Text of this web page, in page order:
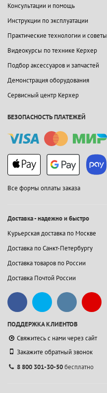
Консультации и помощь
Инструкции по эксплуатации
Практические технологии и советы
Видеокурсы по технике Керхер
Подбор аксессуаров и запчастей
Демонстрация оборудования
Сервисный центр Керхер
БЕЗОПАСНОСТЬ ПЛАТЕЖЕЙ
Все формы оплаты заказа
Доставка - надежно и быстро
Курьерская доставка по Москве
Доставка по Санкт-Петербургу
Доставка товаров по России
Доставка Почтой России
ПОДДЕРЖКА КЛИЕНТОВ
Свяжитесь с нами через сайт
Закажите обратный звонок
8 800 301-30-50бесплатно